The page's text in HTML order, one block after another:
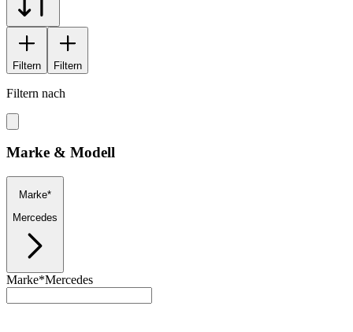
Filtern Filtern
Filtern nach
Marke & Modell
Marke*
Mercedes
Marke*Mercedes